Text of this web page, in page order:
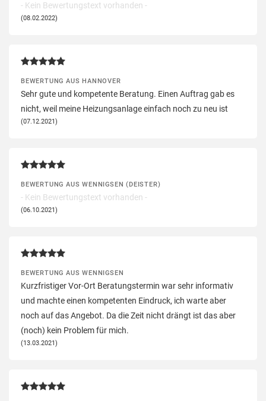
- Kein Bewertungstext vorhanden -
(08.02.2022)
BEWERTUNG AUS HANNOVER
Sehr gute und kompetente Beratung. Einen Auftrag gab es
nicht, weil meine Heizungsanlage einfach noch zu neu ist
(07.12.2021)
BEWERTUNG AUS WENNIGSEN (DEISTER)
- Kein Bewertungstext vorhanden -
(06.10.2021)
BEWERTUNG AUS WENNIGSEN
Kurzfristiger Vor-Ort Beratungstermin war sehr informativ
und machte einen kompetenten Eindruck, ich warte aber
noch auf das Angebot. Da die Zeit nicht drängt ist das aber
(noch) kein Problem für mich.
(13.03.2021)